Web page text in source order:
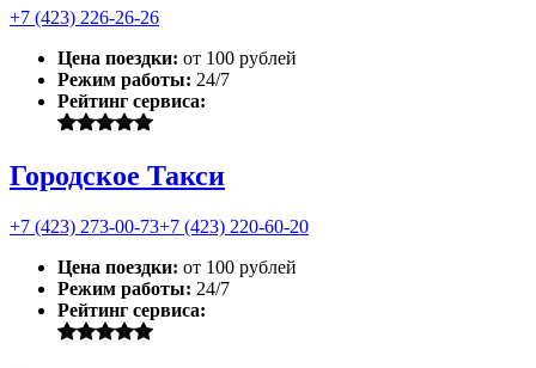
+7 (423) 226-26-26
Цена поездки: от 100 рублей
Режим работы: 24/7
Рейтинг сервиса:
Городское Такси
+7 (423) 273-00-73+7 (423) 220-60-20
Цена поездки: от 100 рублей
Режим работы: 24/7
Рейтинг сервиса: